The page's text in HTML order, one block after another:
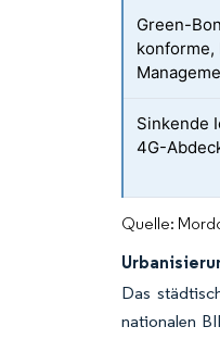
Green-
konforme,
Sinkende
4G-
Quelle:
Das
nationalen